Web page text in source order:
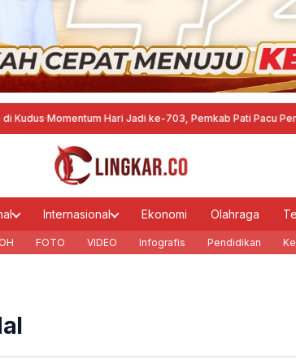
·Momentum Hari Jadi ke-703, Pemkab Pati Pacu
Internasional Ekonomi Olahraga
FOTO VIDEO Infografis Pendidikan